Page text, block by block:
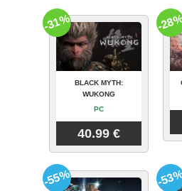
BLACK MYTH:
WUKONG
PC
40.99 €
-31% -
-55% -